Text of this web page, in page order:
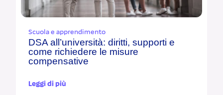
Scuola e apprendimento
DSA all’università: diritti, supporti e
come richiedere le misure
compensative
Leggi di più